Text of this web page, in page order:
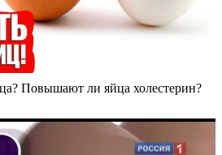
Повышают ли яйца холестерин?